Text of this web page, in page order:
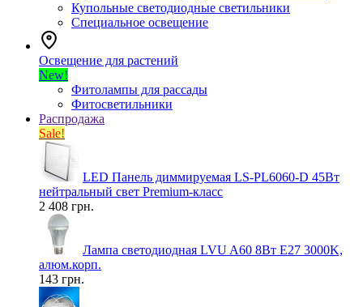
Купольные светодиодные светильники
Специальное освещение
Освещение для растений
New!
Фитолампы для рассады
Фитосветильники
Распродажа
Sale!
LED Панель диммируемая LS-PL6060-D 45Вт
нейтральный свет Premium-класс
2 408 грн.
Лампа светодиодная LVU A60 8Вт E27 3000K,
алюм.корп.
143 грн.